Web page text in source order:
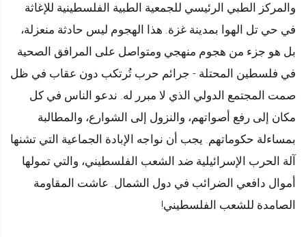
والمركز الطبي الرئيسي للجمعية الطبية الفلسطينية للإغاثة
في حي تل الهوا بمدينة غزة. هذا الهجوم ليس حادثة منعزلة،
بل هو جزء من هجوم منهجي ومتواصل على المرافق الصحية
في فلسطين المحتلة - جرائم حرب تُرتكب دون عقاب في ظل
صمت المجتمع الدولي الذي لا مبرر له. ندعو الناس في كل
مكان إلى رفع أصواتهم، والنزول إلى الشوارع، والمطالبة
بمساءلة حكوماتهم. يجب أن نواجه الإبادة الجماعية التي تشنها
آلة الحرب الإسرائيلية ضد الشعب الفلسطيني، والتي تمولها
أموال دافعي الضرائب في دول الشمال. عاشت المقاومة
الصامدة للشعب الفلسطيني!